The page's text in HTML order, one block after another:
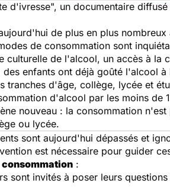
d'ivresse", un documentaire
de plus en plus
de consommation sont
culturelle de l'alcool, un accès à la
enfants ont déjà goûté l'alcool
tranches d'âge, collège, lycée et
d'alcool par les moins
nouveau : la consommation
ou lycée.
sont aujourd'hui dépassés et
est nécessaire pour guider
consommation :
sont invités à poser leurs